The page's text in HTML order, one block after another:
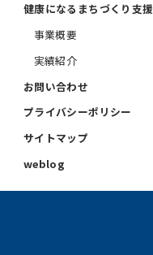
健康になるまちづくり支援
事業概要
実績紹介
お問い合わせ
プライバシーポリシー
サイトマップ
weblog